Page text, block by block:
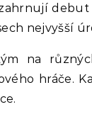
debut
nejvyšší
na
hráče.